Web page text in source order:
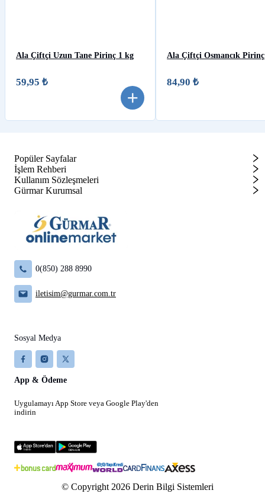
Ala Çiftçi Uzun Tane Pirinç 1 kg
59,95 ₺
Ala Çiftçi Osmancık
84,90 ₺
Popüler Sayfalar
İşlem Rehberi
Kullanım Sözleşmeleri
Gürmar Kurumsal
0(850) 288 8990
iletisim@gurmar.com.tr
Sosyal Medya
App & Ödeme
Uygulamayı App Store veya Google Play'den
indirin
© Copyright 2026 Derin Bilgi Sistemleri